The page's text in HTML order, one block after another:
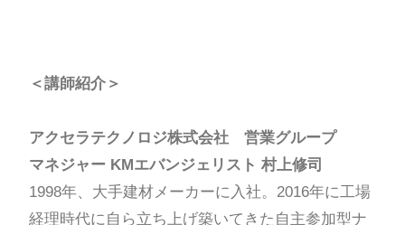
＜講師紹介＞
アクセラテクノロジ株式会社 営業グループ
マネジャー KMエバンジェリスト 村上修司
1998年、大手建材メーカーに入社。2016年に工場
経理時代に自ら立ち上げ築いてきた自主参加型ナ